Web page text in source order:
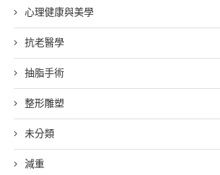
心理健康與美學
抗老醫學
抽脂手術
整形雕塑
未分類
減重